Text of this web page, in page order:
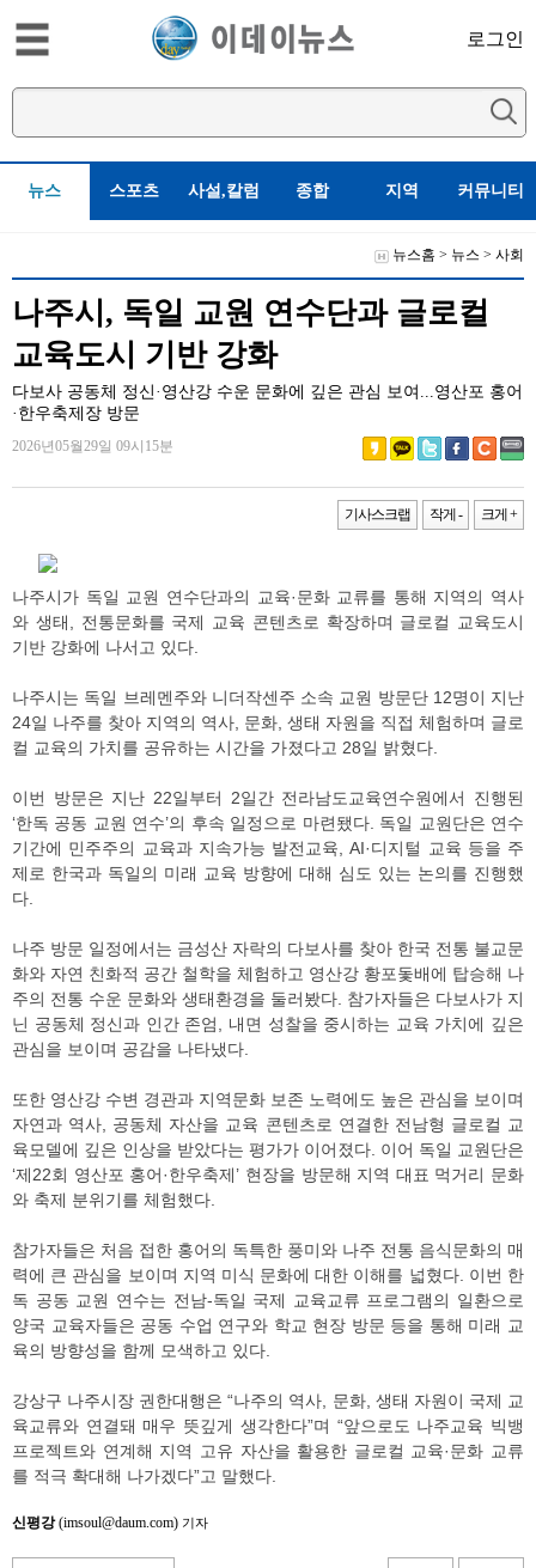
로그인
뉴스 스포츠 사설,칼럼 종합 지역 커뮤니티
뉴스홈 > 뉴스 > 사회
나주시, 독일 교원 연수단과 글로컬
교육도시 기반 강화
다보사 공동체 정신·영산강 수운 문화에 깊은 관심 보여...영산포 홍어
·한우축제장 방문
2026년05월29일 09시15분
기사스크랩 작게 - 크게 +
나주시가 독일 교원 연수단과의 교육·문화 교류를 통해 지역의 역사
와 생태, 전통문화를 국제 교육 콘텐츠로 확장하며 글로컬 교육도시
기반 강화에 나서고 있다.
나주시는 독일 브레멘주와 니더작센주 소속 교원 방문단 12명이 지난
24일 나주를 찾아 지역의 역사, 문화, 생태 자원을 직접 체험하며 글로
컬 교육의 가치를 공유하는 시간을 가졌다고 28일 밝혔다.
이번 방문은 지난 22일부터 2일간 전라남도교육연수원에서 진행된
‘한독 공동 교원 연수’의 후속 일정으로 마련됐다. 독일 교원단은 연수
기간에 민주주의 교육과 지속가능 발전교육, AI·디지털 교육 등을 주
제로 한국과 독일의 미래 교육 방향에 대해 심도 있는 논의를 진행했
다.
나주 방문 일정에서는 금성산 자락의 다보사를 찾아 한국 전통 불교문
화와 자연 친화적 공간 철학을 체험하고 영산강 황포돛배에 탑승해 나
주의 전통 수운 문화와 생태환경을 둘러봤다. 참가자들은 다보사가 지
닌 공동체 정신과 인간 존엄, 내면 성찰을 중시하는 교육 가치에 깊은
관심을 보이며 공감을 나타냈다.
또한 영산강 수변 경관과 지역문화 보존 노력에도 높은 관심을 보이며
자연과 역사, 공동체 자산을 교육 콘텐츠로 연결한 전남형 글로컬 교
육모델에 깊은 인상을 받았다는 평가가 이어졌다. 이어 독일 교원단은
‘제22회 영산포 홍어·한우축제’ 현장을 방문해 지역 대표 먹거리 문화
와 축제 분위기를 체험했다.
참가자들은 처음 접한 홍어의 독특한 풍미와 나주 전통 음식문화의 매
력에 큰 관심을 보이며 지역 미식 문화에 대한 이해를 넓혔다. 이번 한
독 공동 교원 연수는 전남-독일 국제 교육교류 프로그램의 일환으로
양국 교육자들은 공동 수업 연구와 학교 현장 방문 등을 통해 미래 교
육의 방향성을 함께 모색하고 있다.
강상구 나주시장 권한대행은 “나주의 역사, 문화, 생태 자원이 국제 교
육교류와 연결돼 매우 뜻깊게 생각한다”며 “앞으로도 나주교육 빅뱅
프로젝트와 연계해 지역 고유 자산을 활용한 글로컬 교육·문화 교류
를 적극 확대해 나가겠다”고 말했다.
신평강(imsoul@daum.com) 기자